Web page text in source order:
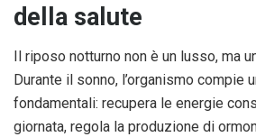
della salute
Il riposo notturno non è un lusso, ma
Durante il sonno, l’organismo compie
fondamentali: recupera le energie
giornata, regola la produzione di